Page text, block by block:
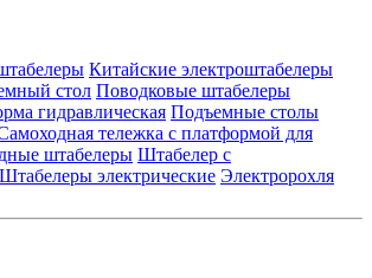
Китайские электроштабелеры
стол Поводковые штабелеры
гидравлическая Подъемные столы
тележка с платформой для
штабелеры Штабелер с
Штабелеры электрические Электророхля